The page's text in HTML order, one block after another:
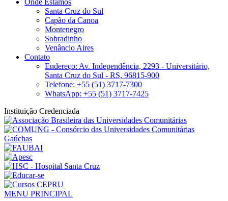
Santa Cruz do Sul
Capão da Canoa
Montenegro
Sobradinho
Venâncio Aires
Contato
Endereço: Av. Independência, 2293 - Universitário,
Santa Cruz do Sul - RS, 96815-900
Telefone: +55 (51) 3717-7300
WhatsApp: +55 (51) 3717-7425
Instituição Credenciada
MENU PRINCIPAL